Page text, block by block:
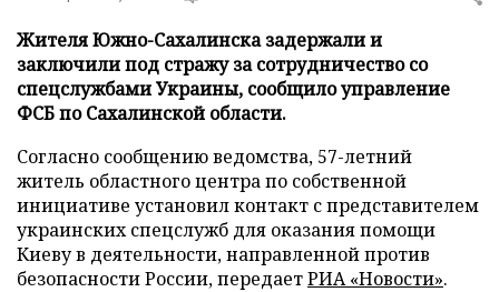
Жителя Южно-Сахалинска задержали и
заключили под стражу за сотрудничество со
спецслужбами Украины, сообщило управление
ФСБ по Сахалинской области.
Согласно сообщению ведомства, 57-летний
житель областного центра по собственной
инициативе установил контакт с представителем
украинских спецслужб для оказания помощи
Киеву в деятельности, направленной против
безопасности России, передаетРИА «Новости».